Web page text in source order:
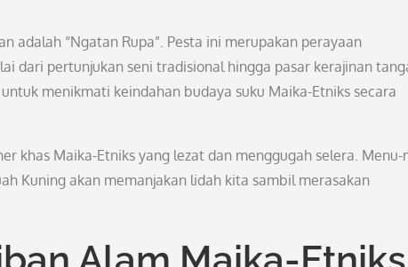
adalah “Ngatan Rupa”. Pesta ini merupakan perayaan
dari pertunjukan seni tradisional hingga pasar kerajinan
menikmati keindahan budaya suku Maika-Etniks secara
khas Maika-Etniks yang lezat dan menggugah selera. Menu-
Kuning akan memanjakan lidah kita sambil merasakan